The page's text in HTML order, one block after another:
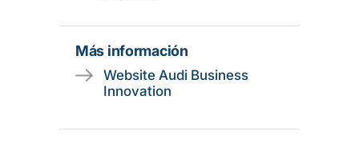
Más información
Website Audi Business
Innovation